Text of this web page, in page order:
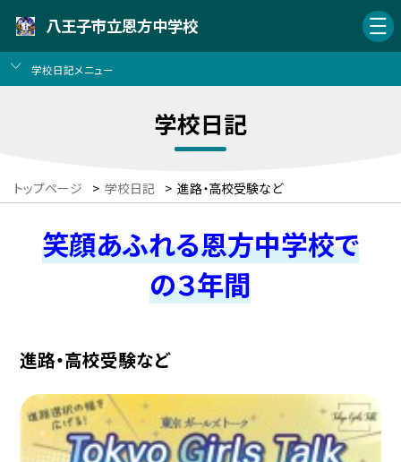
八王子市立恩方中学校
学校日記メニュー
学校日記
トップページ > 学校日記 > 進路・高校受験など
笑顔あふれる恩方中学校で
の３年間
進路・高校受験など